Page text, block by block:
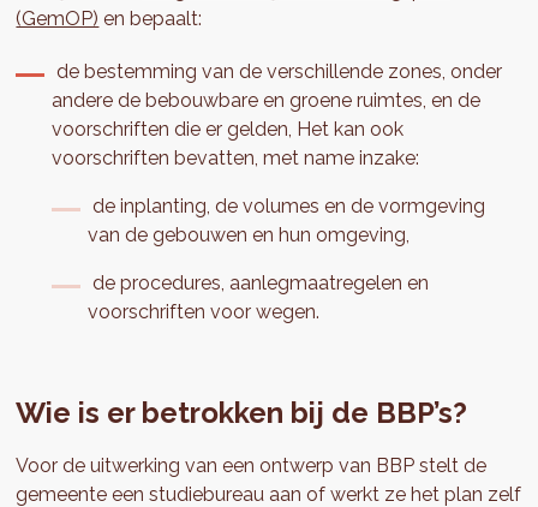
(GemOP) en bepaalt:
de bestemming van de verschillende zones, onder
andere de bebouwbare en groene ruimtes, en de
voorschriften die er gelden, Het kan ook
voorschriften bevatten, met name inzake:
de inplanting, de volumes en de vormgeving
van de gebouwen en hun omgeving,
de procedures, aanlegmaatregelen en
voorschriften voor wegen.
Wie is er betrokken bij de BBP’s?
Voor de uitwerking van een ontwerp van BBP stelt de
gemeente een studiebureau aan of werkt ze het plan zelf